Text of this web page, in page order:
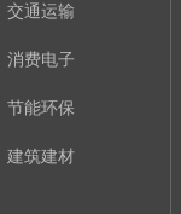
交通运输
消费电子
节能环保
建筑建材